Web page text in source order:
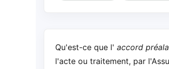
Qu'est-ce que l' accord
l'acte ou traitement, par